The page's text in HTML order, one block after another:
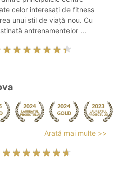
celor interesați de fitness
unui stil de viață nou. Cu
antrenamentelor ...
Arată mai multe >>